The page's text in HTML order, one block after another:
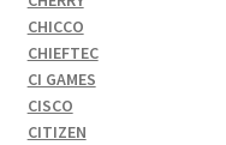
CHICCO
CHIEFTEC
CI GAMES
CISCO
CITIZEN